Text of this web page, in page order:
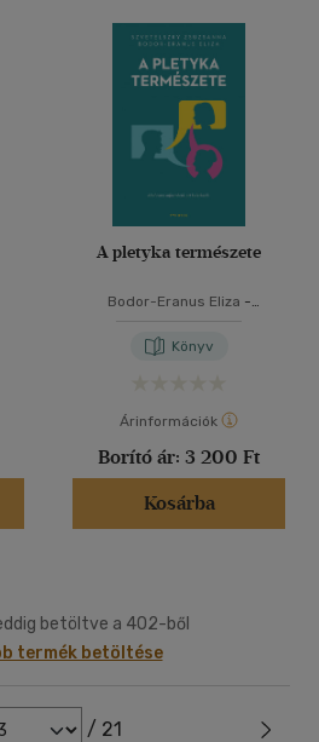
A pletyka természete
Bodor-Eranus Eliza -
Könyv
Árinformációk
Borító ár: 3 200 Ft
Kosárba
betöltve a 402-ből
termék betöltése
/ 21